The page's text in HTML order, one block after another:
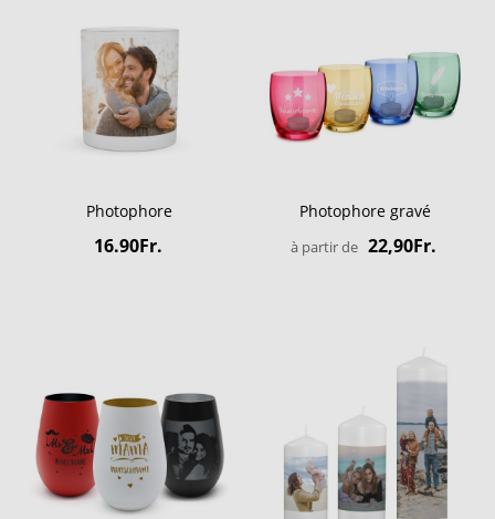
Photophore
16.90Fr.
Photophore gravé
à partir de 22,90Fr.